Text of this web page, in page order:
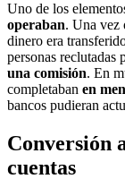
Uno de los
operaban. Una vez
dinero era
personas reclutadas
una comisión. En
completaban en
bancos pudieran
Conversión
cuentas